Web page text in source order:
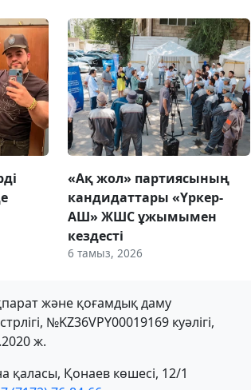
«Ақ жол» партиясының
кандидаттары «Үркер-
АШ» ЖШС ұжымымен
кездесті
6 тамыз, 2026
және қоғамдық даму
№KZ36VPY00019169 куәлігі,
ж.
қаласы, Қонаев көшесі, 12/1